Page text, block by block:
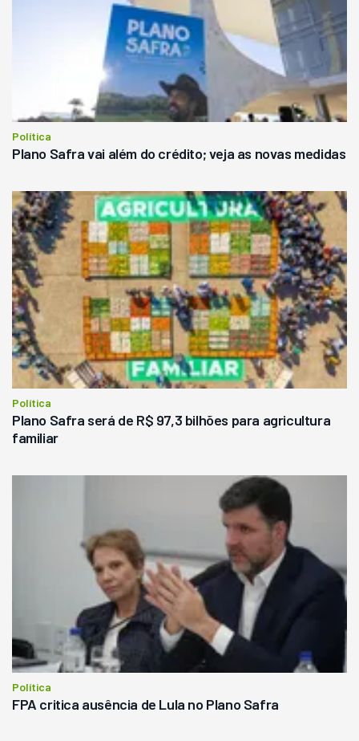
Política
Plano Safra vai além do crédito; veja as novas medidas
Política
Plano Safra será de R$ 97,3 bilhões para agricultura
familiar
Política
FPA critica ausência de Lula no Plano Safra